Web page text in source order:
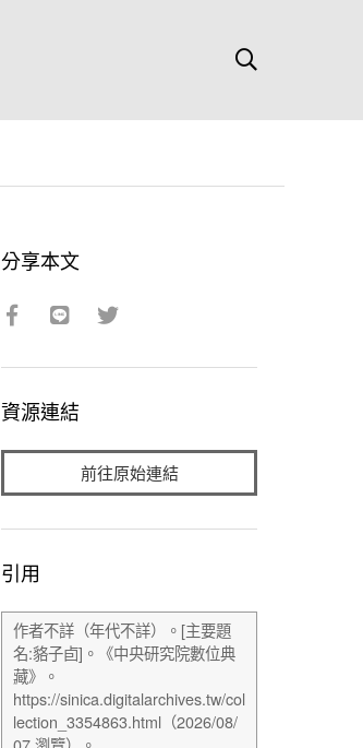
分享本文
資源連結
前往原始連結
引用